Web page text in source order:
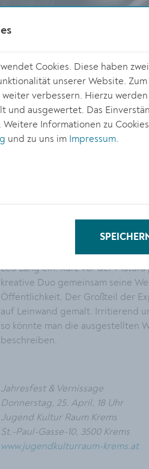
Bestehen und lädt gemeinsam
Jahresfest inklusive Vernissage
Leo Lang ein. Kurz vor der
kreative Duo gemeinsam seine
Öffentlichkeit. Der Großteil der
auf Leinwand gemalt. Irritierend
so könnte man die ausgestellten
beschreiben.
Jahresfest & Vernissage
Donnerstag, 25. April, 18 Uhr
Jugend Kultur Raum Krems
St.-Paul-Gasse-10, 3500 Krems
www.jugendkulturraum-krems.at
Cookies. Diese haben
unserer Website.
verbessern. Hierzu
und ausgewertet. Das
Informationen zu
und zu uns im Impressum.